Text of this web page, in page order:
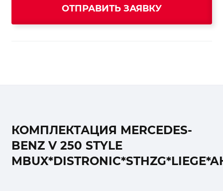
ОТПРАВИТЬ ЗАЯВКУ
КОМПЛЕКТАЦИЯ MERCEDES-
BENZ V 250 STYLE